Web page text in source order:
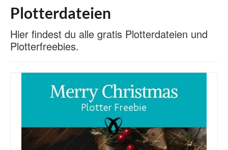
Plotterdateien
Hier findest du alle gratis Plotterdateien und
Plotterfreebies.